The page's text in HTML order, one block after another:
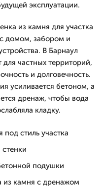
эксплуатации.
из камня для участка
домом, забором и
В Барнаул
частных территорий,
и долговечность.
усиливается бетоном, а
дренаж, чтобы вода
кладку.
стиль участка
подушки
из камня с дренажом